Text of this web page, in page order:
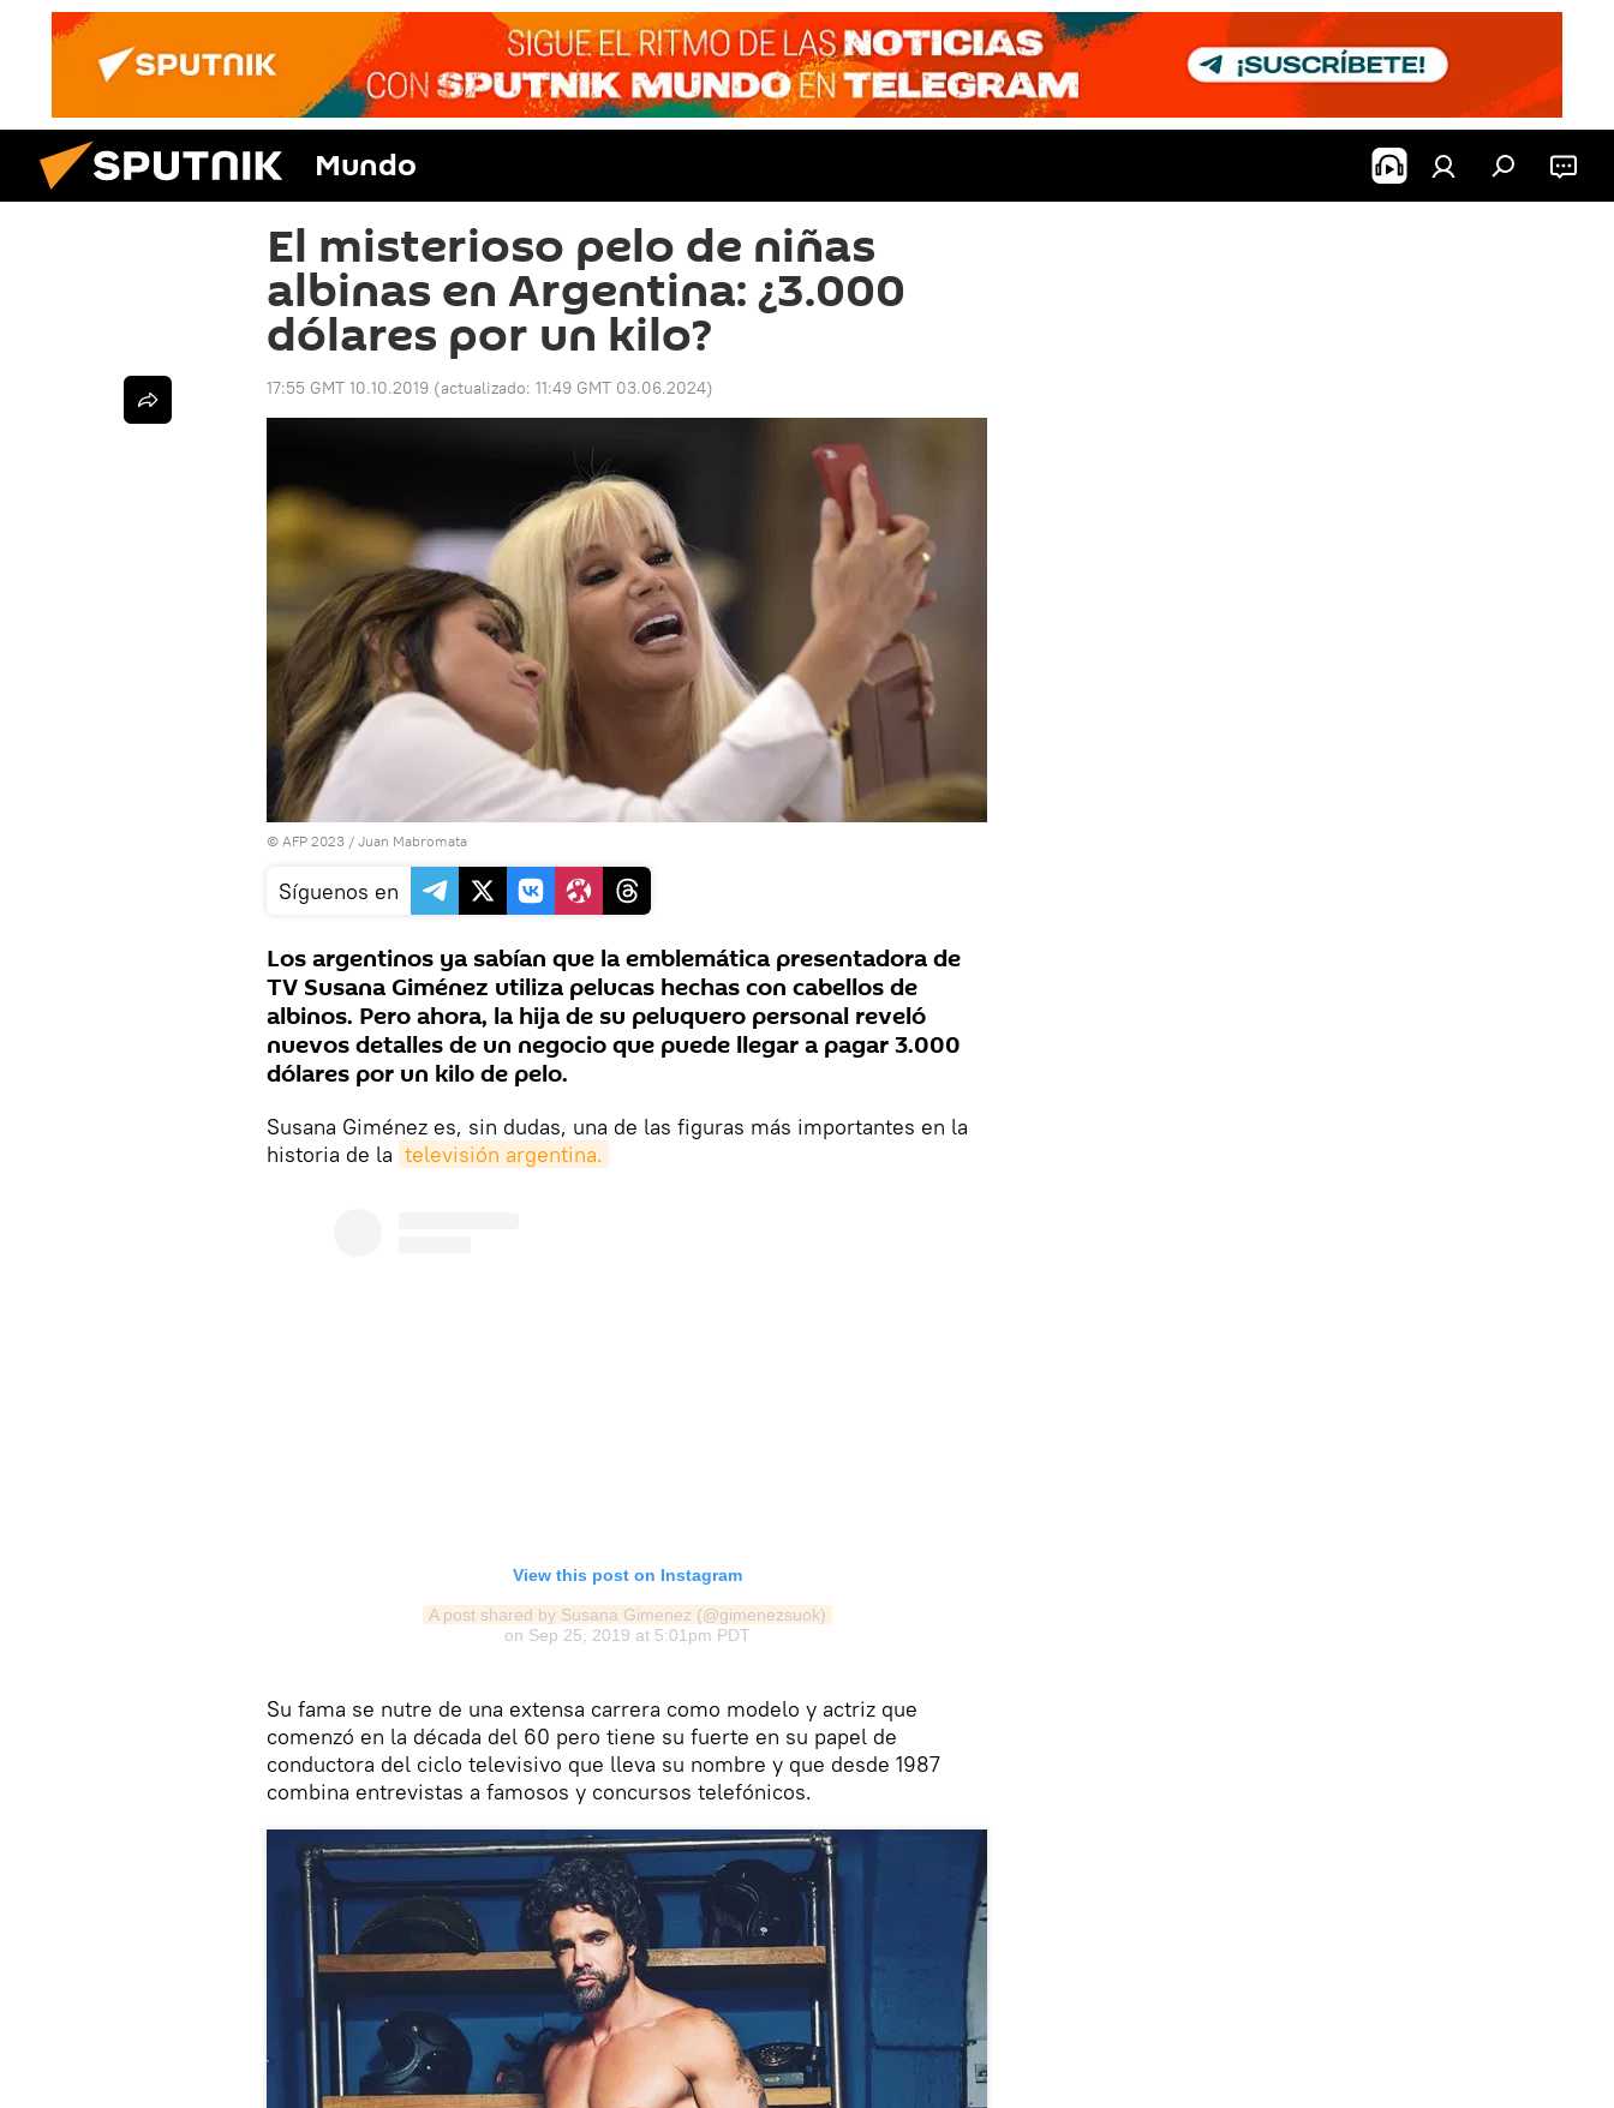
Mundo
El misterioso pelo de niñas
albinas en Argentina: ¿3.000
dólares por un kilo?
17:55 GMT 10.10.2019 (actualizado: 11:49 GMT 03.06.2024)
© AFP 2023 / Juan Mabromata
Síguenos en
Los argentinos ya sabían que la emblemática presentadora de
TV Susana Giménez utiliza pelucas hechas con cabellos de
albinos. Pero ahora, la hija de su peluquero personal reveló
nuevos detalles de un negocio que puede llegar a pagar 3.000
dólares por un kilo de pelo.
Susana Giménez es, sin dudas, una de las figuras más importantes en la
historia de la televisión argentina.
View this post on Instagram
A post shared by Susana Gimenez (@gimenezsuok)
on Sep 25, 2019 at 5:01pm PDT
Su fama se nutre de una extensa carrera como modelo y actriz que
comenzó en la década del 60 pero tiene su fuerte en su papel de
conductora del ciclo televisivo que lleva su nombre y que desde 1987
combina entrevistas a famosos y concursos telefónicos.